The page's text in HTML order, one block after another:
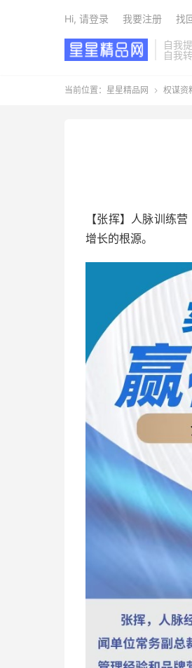
自我
自我
Hi, 请登录 我要注册 找
当前位置： 星星精品网  权谋资
【张挥】人脉训练
增长的根源。